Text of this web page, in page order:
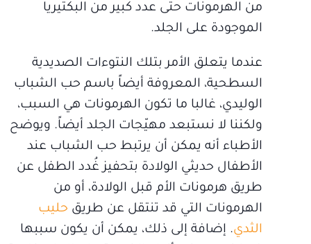
من الهرمونات حتى عدد كبير من البكتيريا
الموجودة على الجلد.
عندما يتعلق الأمر بتلك النتوءات الصديدية
السطحية، المعروفة أيضاً باسم حب الشباب
الوليدي، غالبا ما تكون الهرمونات هي السبب،
ولكننا لا نستبعد مهيّجات الجلد أيضاً. ويوضح
الأطباء أنه يمكن أن يرتبط حب الشباب عند
الأطفال حديثي الولادة بتحفيز غُدد الطفل عن
طريق هرمونات الأم قبل الولادة، أو من
الهرمونات التي قد تنتقل عن طريق حليب
الثدي. إضافة إلى ذلك، يمكن أن يكون سببها